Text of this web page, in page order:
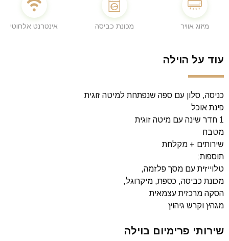
מיזוג אוויר מכונת כביסה אינטרנט אלחוטי
עוד על הוילה
כניסה, סלון עם ספה שנפתחת למיטה זוגית
פינת אוכל
1 חדר שינה עם מיטה זוגית
מטבח
שירותים + מקלחת
תוספות:
טלוייזית עם מסך פלזמה,
מכונת כביסה, כספת, מיקרוגל,
הסקה מרכזית עצמאית
מגהץ וקרש גיהוץ
שירותי פרימיום בוילה